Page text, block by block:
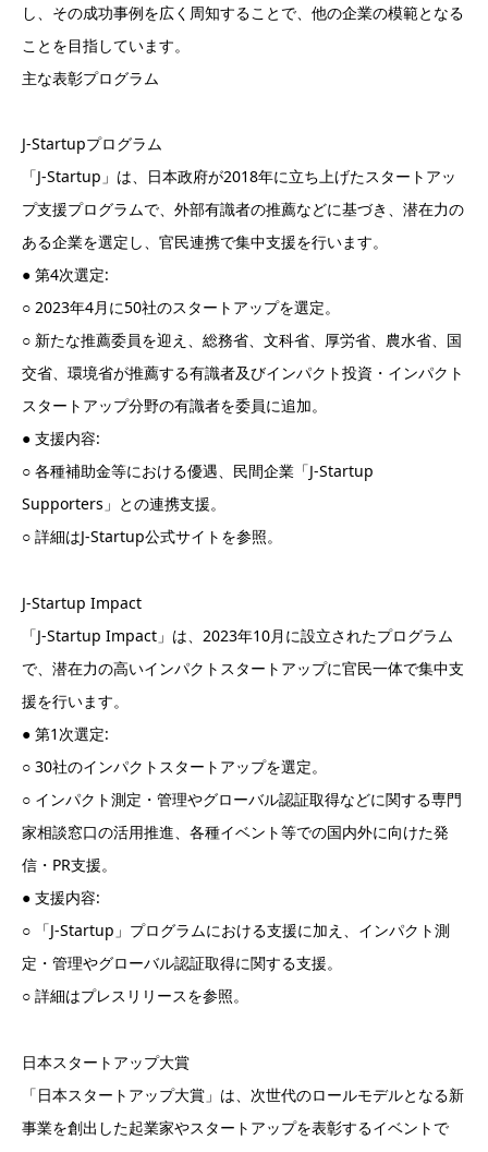
し、その成功事例を広く周知することで、他の企業の模範となる
ことを目指しています。
主な表彰プログラム
J-Startupプログラム
「J-Startup」は、日本政府が2018年に立ち上げたスタートアッ
プ支援プログラムで、外部有識者の推薦などに基づき、潜在力の
ある企業を選定し、官民連携で集中支援を行います。
● 第4次選定:
○ 2023年4月に50社のスタートアップを選定。
○ 新たな推薦委員を迎え、総務省、文科省、厚労省、農水省、国
交省、環境省が推薦する有識者及びインパクト投資・インパクト
スタートアップ分野の有識者を委員に追加。
● 支援内容:
○ 各種補助金等における優遇、民間企業「J-Startup
Supporters」との連携支援。
○ 詳細はJ-Startup公式サイトを参照。
J-Startup Impact
「J-Startup Impact」は、2023年10月に設立されたプログラム
で、潜在力の高いインパクトスタートアップに官民一体で集中支
援を行います。
● 第1次選定:
○ 30社のインパクトスタートアップを選定。
○ インパクト測定・管理やグローバル認証取得などに関する専門
家相談窓口の活用推進、各種イベント等での国内外に向けた発
信・PR支援。
● 支援内容:
○ 「J-Startup」プログラムにおける支援に加え、インパクト測
定・管理やグローバル認証取得に関する支援。
○ 詳細はプレスリリースを参照。
日本スタートアップ大賞
「日本スタートアップ大賞」は、次世代のロールモデルとなる新
事業を創出した起業家やスタートアップを表彰するイベントで